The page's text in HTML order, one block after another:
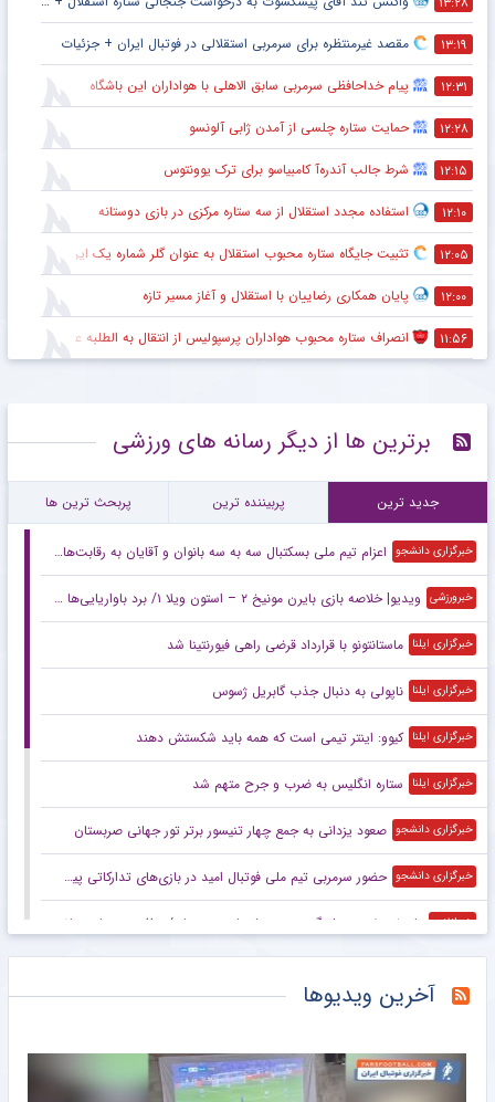
۱۳:۱۹ مقصد غیرمنتظره برای سرمربی استقلالی در فوتبال ایران + جزئیات
۱۲:۳۱ پیام خداحافظی سرمربی سابق الاهلی با هواداران این باشگاه
۱۲:۲۸ حمایت ستاره چلسی از آمدن ژابی آلونسو
۱۲:۱۵ شرط جالب آندره‌آ کامبیاسو برای ترک یوونتوس
۱۲:۱۰ استفاده مجدد استقلال از سه ستاره مرکزی در بازی دوستانه
۱۲:۰۵ تثبیت جایگاه ستاره محبوب استقلال به عنوان گلر شماره یک این تیم برای شروع لیگ
۱۲:۰۰ پایان همکاری رضاییان با استقلال و آغاز مسیر تازه
۱۱:۵۶ انصراف ستاره محبوب هواداران پرسپولیس از انتقال به الطلبه عراق
برترین ها از دیگر رسانه های ورزشی
جدید ترین پربیننده ترین پربحث ترین ها
خبرگزاری دانشجو اعزام تیم ملی بسکتبال سه به سه بانوان و آقایان به رقابت‌های لیگ ملت‌های زیر ۲۳ سال
خبرورزشی ویدیو| خلاصه بازی بایرن مونیخ ۲ – استون ویلا ۱/ برد باواریایی‌ها در آئودی کاپ
خبرگزاری ایلنا ماستانتونو با قرارداد قرضی راهی فیورنتینا شد
خبرگزاری ایلنا ناپولی به دنبال جذب گابریل ژسوس
خبرگزاری ایلنا کیوو: اینتر تیمی است که همه باید شکستش دهند
خبرگزاری ایلنا ستاره انگلیس به ضرب و جرح متهم شد
خبرگزاری دانشجو صعود یزدانی به جمع چهار تنیسور برتر تور جهانی صربستان
خبرگزاری دانشجو حضور سرمربی تیم ملی فوتبال امید در بازی‌های تدارکاتی پیش‌فصل
خبرانلاین پاسخ منفی پورعلی‌گنجی به پیشنهاد منصوریان/مدافع پرسپولیس لژیونر می‌شود
خبرورزشی درخواست تند و تیز خانم کلاونس از رئیس فیفا: مگر در «گیم آو ترونز» هستی؟ استعفا بده!
آخرین ویدیوها